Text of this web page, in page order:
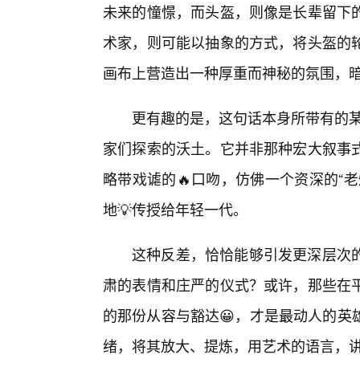
未来的憧憬，而头盔，则像是长辈留
术家，则可能以抽象的方式，将头盔
画布上营造出一种厚重而神秘的氛围，
更有趣的是，这句话本身所带有的
家们探索的沃土。它并非那种宏大叙
略带戏谑的🔥口吻，仿佛一个资深的“
地💡传授给年轻一代。
这种反差，恰恰能够引发更深层次
肃的表情和庄严的仪式？或许，那些
的那份从容与豁达😀，才是最动人的
绪，将其放大、提炼，用艺术的语言，